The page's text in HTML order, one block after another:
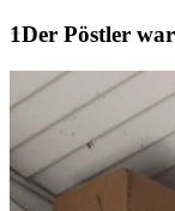
Der Pöstler